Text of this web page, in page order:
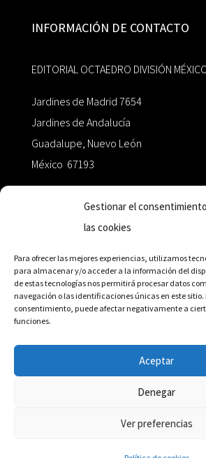
Gestionar el
las cookies
Para ofrecer las mejores experiencias, utilizamos
para almacenar y/o acceder a la información del
de estas tecnologías nos permitirá procesar datos
navegación o las identificaciones únicas en este sitio.
consentimiento, puede afectar negativamente a
funciones.
Aceptar
Denegar
Ver preferencias
INFORMACIÓN DE CONTACTO
EDITORIAL OCTAEDRO DIVISIÓN
Jardines de Madrid 7654
Jardines de Andalucía
Guadalupe, Nuevo León
México 67193
+52 811.499.5638
RED DE DISTRIBUCIÓN
Distribuidores en México y Octaedro